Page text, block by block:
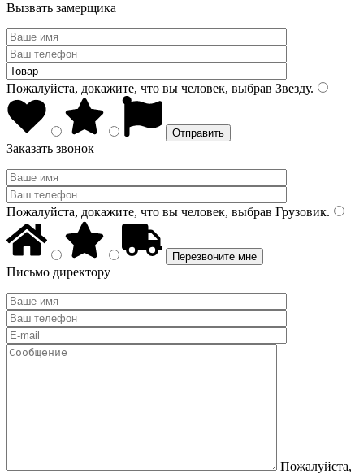
Вызвать замерщика
Пожалуйста, докажите, что вы человек, выбрав Звезду.
Заказать звонок
Пожалуйста, докажите, что вы человек, выбрав Грузовик.
Письмо директору
Пожалуйста,